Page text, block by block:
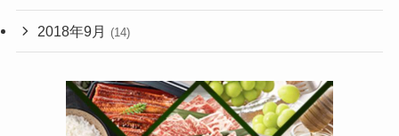
2018年9月 (14)